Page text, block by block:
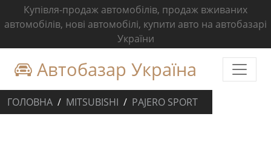
Купівля-продаж автомобілів, продаж вживаних
автомобілів, нові автомобілі, купити авто на автобазарі
України
Автобазар Україна
ГОЛОВНА MITSUBISHI PAJERO SPORT